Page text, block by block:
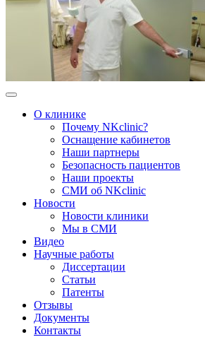
О клинике
Почему NKclinic?
Оснащение кабинетов
Наши партнеры
Безопасность пациентов
Наши проекты
СМИ об NKclinic
Новости
Новости клиники
Мы в СМИ
Видео
Научные работы
Диссертации
Статьи
Патенты
Отзывы
Документы
Контакты